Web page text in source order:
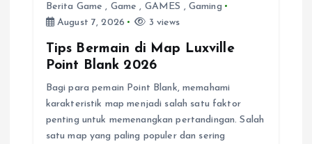
Berita Game , Game , GAMES , Gaming
August 7, 2026
3 views
Tips Bermain di Map Luxville
Point Blank 2026
Bagi para pemain Point Blank, memahami
karakteristik map menjadi salah satu faktor
penting untuk memenangkan pertandingan. Salah
satu map yang paling populer dan sering